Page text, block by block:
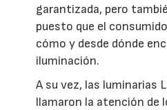
garantizada, pero
puesto que el
cómo y desde dónde
iluminación.
A su vez, las luminarias
llamaron la atención de